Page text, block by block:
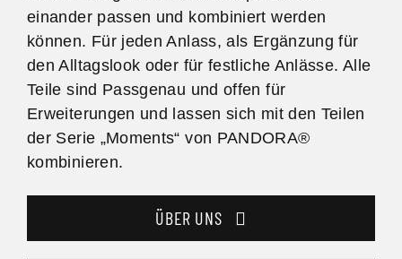
einander passen und kombiniert werden
können. Für jeden Anlass, als Ergänzung für
den Alltagslook oder für festliche Anlässe. Alle
Teile sind Passgenau und offen für
Erweiterungen und lassen sich mit den Teilen
der Serie „Moments“ von PANDORA®
kombinieren.
ÜBER UNS